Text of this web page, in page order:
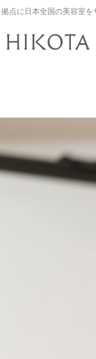
点に日本全国の美容室